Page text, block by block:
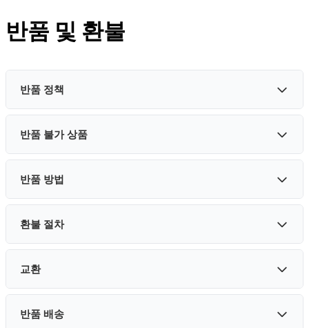
반품 및 환불
반품 정책
당사는 상품 수령일로부터
을 제공합니다. 반품
자격을 갖추려면 상품이 미사용 상태이며 수령한 것과 동일한
상태여야 합니다. 또한 원래 포장 상태여야 합니다.
반품 불가 상품
다음 상품은 반품할 수 없습니다:
봉인이 파손되었거나 보안 태그가 제거된 상품
어떤 방식으로든 수정 또는 변경된 상품
활성화 또는 등록된 소프트웨어 제품
반품 방법
반품을 요청하려면 주문 번호와 반품 사유를 포함하여
info@truckhelp.co.uk로 문의해 주세요. 반품 안내 및 반품
승인 번호를 제공해 드리겠습니다.
환불 절차
반품된 상품을 수령하면 검수 후 환불 상태를 알려드립니다. 승
인되면 환불이 처리되며영업일 기준 5-10일이내에 원래 결제
수단으로 자동 환불됩니다.
교환
다른 제품으로 교환이 필요한 경우 문의해 주세요. 원래 상품의
반품 배송